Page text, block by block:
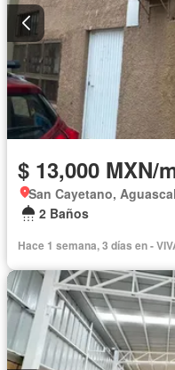
$ 13,000 MXN/
San Cayetano,
2 Baños
Hace 1 semana, 3 días en -